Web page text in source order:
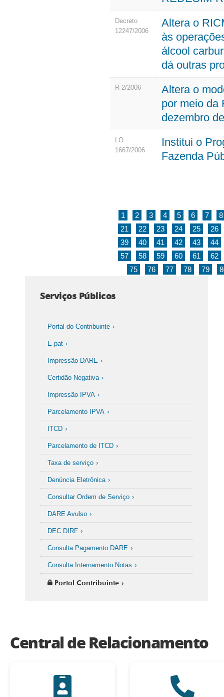
Decreto
12247/2006
Altera o
às
álcool
dá outras
R 2/2006
Altera o
por meio da
dezembro
LO
1667/2006
Institui o
Fazenda
1 2 3 4 5 6 7
8
21
22 23 24 25
26
39
40 41 42 43
44
57
58 59 60 61
62
75
76 77 78 79
Serviços Públicos
Portal do Contribuinte
E-pat
Impressão DARE
Certidão Negativa
Impressão IPVA
Parcelamento IPVA
ITCD
Parcelamento de ITCD
Taxa de serviço
Denúncia Eletrônica
Consultar Ordem de Serviço
DARE Avulso
DEC DIRF
Consulta Pagamento DARE
Consulta Internamento Notas
Portal Contribuinte
Central de Relacionamento